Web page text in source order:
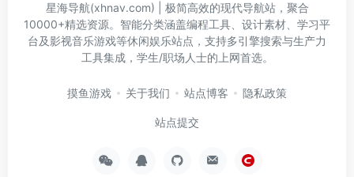
星海导航(xhnav.com) | 极简高效的现代导航站，聚合
10000+精选资源。智能分类涵盖编程工具、设计素材、学习平
台及影视音乐游戏等休闲娱乐站点，支持多引擎搜索与生产力
工具集成，学生/职场人士的上网首选。
摸鱼游戏 关于我们 站点博客 隐私政策
站点提交